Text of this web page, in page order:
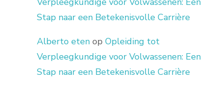
Stap naar een Betekenisvolle Carrière
Alberto eten op Opleiding tot
Verpleegkundige voor Volwassenen: Een
Stap naar een Betekenisvolle Carrière